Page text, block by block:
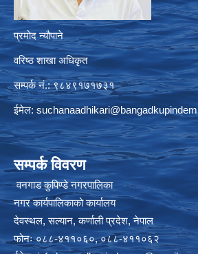
प्रमोद न्यौपाने
वरिष्ठ शाखा अधिकृत
सम्पर्क नं.: ९८४९१७१७३१
ईमेल:
सम्पर्क विवरण
वनगाड कुपिण्डे नगरपालिका
नगर कार्यपालिकाको कार्यालय
देवस्थल, सल्यान, कर्णाली प्रदेश, नेपाल
फोनः ०८८-४११०६०, ०८८-४११०६२